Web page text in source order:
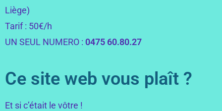
Liège)
Tarif : 50€/h
UN SEUL NUMERO : 0475 60.80.27
Ce site web vous plaît ?
Et si c’était le vôtre !